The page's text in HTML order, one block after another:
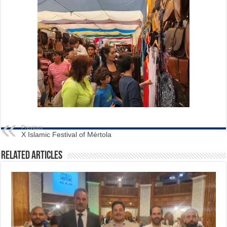
Previous
X Islamic Festival of Mértola
Related Articles